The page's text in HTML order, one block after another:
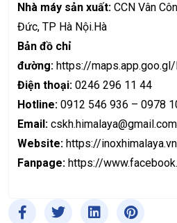
Nhà máy sản xuất: CCN Vân
Đức, TP Hà Nội.Hà
Bản đồ chỉ
đường: https://
Điện thoại: 0246 296 11 44
Hotline: 0912 546 936 – 0978
Email: cskh.himalaya@gmail.com
Website: https://inoxhimalaya.vn
Fanpage: https://